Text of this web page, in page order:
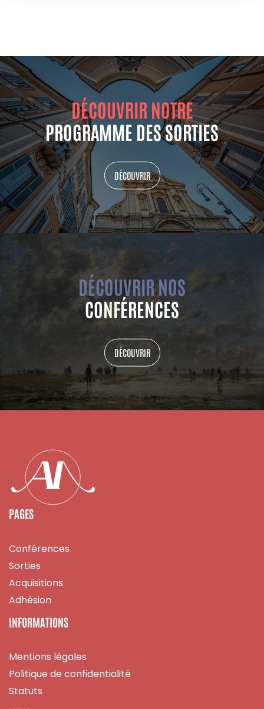
DÉCOUVRIR NOTRE
PROGRAMME DES SORTIES
DÉCOUVRIR
DÉCOUVRIR NOS
CONFÉRENCES
DÉCOUVRIR
PAGES
Conférences
Sorties
Acquisitions
Adhésion
INFORMATIONS
Mentions légales
Politique de confidentialité
Statuts